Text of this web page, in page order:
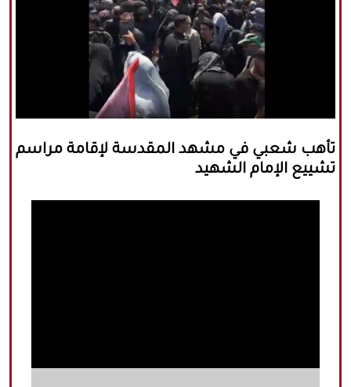
|
English
|العربيه|
עברית|
русский| 中文
كافة الحقوق محفوظة لموقع نورنيوز
يُرجى ذكر المصدر عند نقل أي موضوع عن
موقعنا
تأهب شعبي في مشهد المقدسة لإقامة مراسم
تشييع الإمام الشهيد